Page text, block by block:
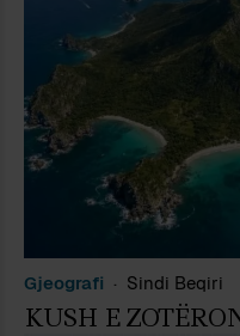
Gjeografi Sindi Beqiri
KUSH E